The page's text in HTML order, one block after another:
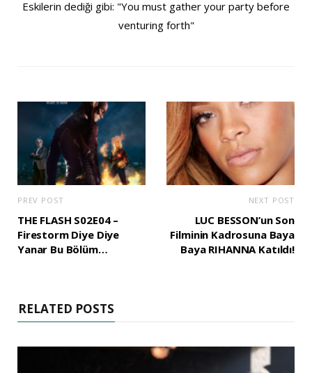
Eskilerin dediği gibi: "You must gather your party before
venturing forth"
PREV POST
THE FLASH S02E04 –
Firestorm Diye Diye
Yanar Bu Bölüm…
NEXT POST
LUC BESSON’un Son
Filminin Kadrosuna Baya
Baya RIHANNA Katıldı!
RELATED POSTS